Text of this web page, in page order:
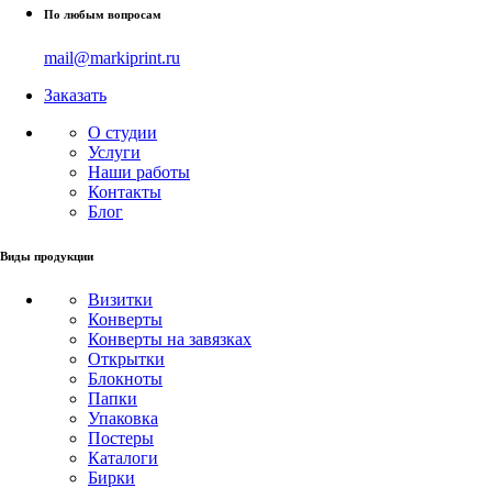
По любым вопросам
mail@markiprint.ru
Заказать
О студии
Услуги
Наши работы
Контакты
Блог
Виды продукции
Визитки
Конверты
Конверты на завязках
Открытки
Блокноты
Папки
Упаковка
Постеры
Каталоги
Бирки